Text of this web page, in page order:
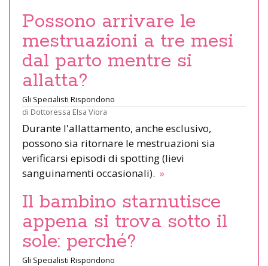
Possono arrivare le
mestruazioni a tre mesi
dal parto mentre si
allatta?
Gli Specialisti Rispondono
di Dottoressa Elsa Viora
Durante l'allattamento, anche esclusivo,
possono sia ritornare le mestruazioni sia
verificarsi episodi di spotting (lievi
sanguinamenti occasionali). »
Il bambino starnutisce
appena si trova sotto il
sole: perché?
Gli Specialisti Rispondono